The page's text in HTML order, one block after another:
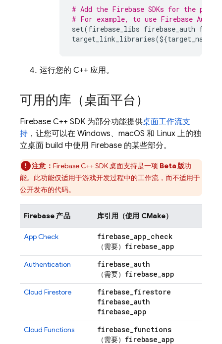
# Add the Firebase SDKs for the
# For example, to use Firebase
set(firebase_libs firebase_auth
target_link_libraries(${target_name
运行您的 C++ 应用。
可用的库（桌面平台）
Firebase C++ SDK 为部分功能提供桌面工作流支
持 ，让您可以在 Windows、macOS 和 Linux 上的独
立桌面 build 中使用 Firebase 的某些部分。
注意： FirebaseC++SDK 桌面支持是一项 Beta 版功
能。此功能仅适用于游戏开发过程中的工作流，而不适用于
公开发布的代码。
Firebase 产品 库引用（使用 CMake）
App Check firebase_app_check
（需要） firebase_app
Authentication firebase_auth
（需要） firebase_app
Cloud Firestore firebase_firestore
firebase_auth
firebase_app
Cloud Functions firebase_functions
（需要） firebase_app